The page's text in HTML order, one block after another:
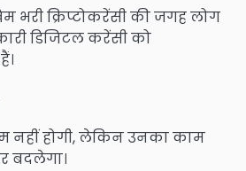
भरी क्रिप्टोकरेंसी की जगह लोग
डिजिटल करेंसी को
नहीं होगी, लेकिन उनका काम
बदलेगा।